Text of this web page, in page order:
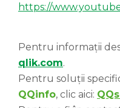
https://
Pentru informații
qlik.com.
Pentru soluții
QQinfo, clic aici: